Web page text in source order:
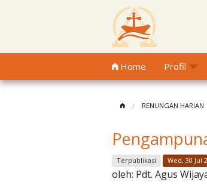
Home Profil
RENUNGAN HARIAN
Terpublikasi Wed, 30 Jul
oleh: Pdt. Agus